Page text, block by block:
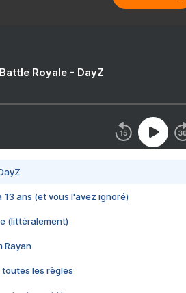
Royale - DayZ
13 ans (et vous l'avez ignoré)
(littéralement)
Rayan
toutes les règles